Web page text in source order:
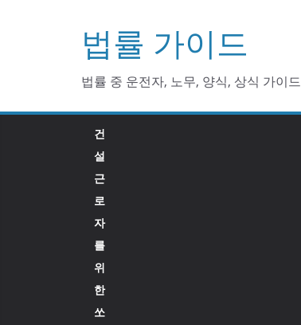
법률 가이드
법률 중 운전자, 노무, 양식, 상식 가이드
건
설
근
로
자
를
위
한
쏘